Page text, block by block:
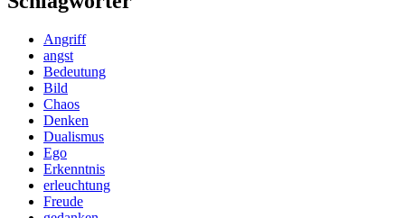
Angriff
angst
Bedeutung
Bild
Chaos
Denken
Dualismus
Ego
Erkenntnis
erleuchtung
Freude